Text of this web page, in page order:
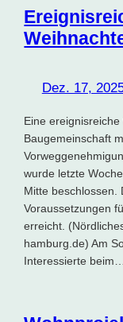
Dez. 17,
Eine
Baugemeinschaft
wurde letzte
Mitte beschlossen.
Voraussetzungen
erreicht.
hamburg.de) Am
Interessierte beim…